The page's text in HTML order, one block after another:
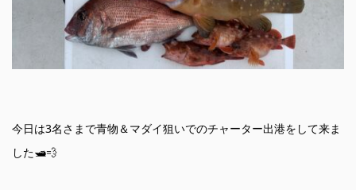
今日は3名さまで青物＆マダイ狙いでのチャーター出港をして来ま
した🛥️💨